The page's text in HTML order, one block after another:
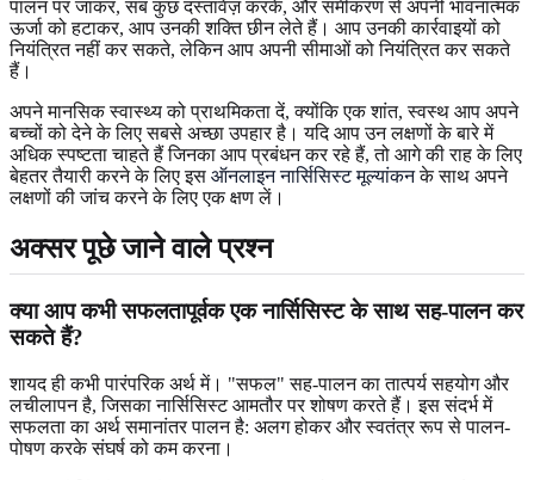
पालन पर जाकर, सब कुछ दस्तावेज़ करके, और समीकरण से अपनी भावनात्मक
ऊर्जा को हटाकर, आप उनकी शक्ति छीन लेते हैं। आप उनकी कार्रवाइयों को
नियंत्रित नहीं कर सकते, लेकिन आप अपनी सीमाओं को नियंत्रित कर सकते
हैं।
अपने मानसिक स्वास्थ्य को प्राथमिकता दें, क्योंकि एक शांत, स्वस्थ आप अपने
बच्चों को देने के लिए सबसे अच्छा उपहार है। यदि आप उन लक्षणों के बारे में
अधिक स्पष्टता चाहते हैं जिनका आप प्रबंधन कर रहे हैं, तो आगे की राह के लिए
बेहतर तैयारी करने के लिए इस ऑनलाइन नार्सिसिस्ट मूल्यांकनके साथ अपने
लक्षणों की जांच करने के लिए एक क्षण लें।
अक्सर पूछे जाने वाले प्रश्न
क्या आप कभी सफलतापूर्वक एक नार्सिसिस्ट के साथ सह-पालन कर
सकते हैं?
शायद ही कभी पारंपरिक अर्थ में। "सफल" सह-पालन का तात्पर्य सहयोग और
लचीलापन है, जिसका नार्सिसिस्ट आमतौर पर शोषण करते हैं। इस संदर्भ में
सफलता का अर्थ समानांतर पालन है: अलग होकर और स्वतंत्र रूप से पालन-
पोषण करके संघर्ष को कम करना।